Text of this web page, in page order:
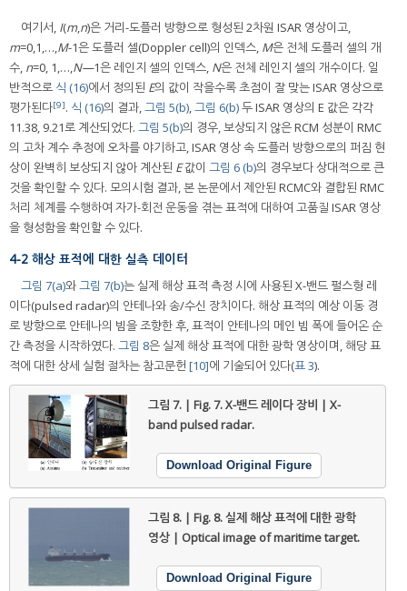
여기서, I(m,n)은 거리-도플러 방향으로 형성된 2차원 ISAR 영상이고,
m=0,1,…,M-1은 도플러 셀(Doppler cell)의 인덱스, M은 전체 도플러 셀의 개
수, n=0, 1,…,N—1은 레인지 셀의 인덱스, N은 전체 레인지 셀의 개수이다. 일
반적으로 식 (16)에서 정의된 E의 값이 작을수록 초점이 잘 맞는 ISAR 영상으로
평가된다[9]. 식 (16)의 결과,그림 5(b),그림 6(b)두 ISAR 영상의 E 값은 각각
11.38, 9.21로 계산되었다. 그림 5(b)의 경우, 보상되지 않은 RCM 성분이 RMC
의 고차 계수 추정에 오차를 야기하고, ISAR 영상 속 도플러 방향으로의 퍼짐 현
상이 완벽히 보상되지 않아 계산된 E값이 그림 6 (b)의 경우보다 상대적으로 큰
것을 확인할 수 있다. 모의시험 결과, 본 논문에서 제안된 RCMC와 결합된 RMC
처리 체계를 수행하여 자가-회전 운동을 겪는 표적에 대하여 고품질 ISAR 영상
을 형성함을 확인할 수 있다.
4-2 해상 표적에 대한 실측 데이터
그림 7(a)와그림 7(b)는 실제 해상 표적 측정 시에 사용된 X-밴드 펄스형 레
이다(pulsed radar)의 안테나와 송/수신 장치이다. 해상 표적의 예상 이동 경
로 방향으로 안테나의 빔을 조향한 후, 표적이 안테나의 메인 빔 폭에 들어온 순
간 측정을 시작하였다. 그림 8은 실제 해상 표적에 대한 광학 영상이며, 해당 표
적에 대한 상세 실험 절차는 참고문헌 [10]에 기술되어 있다(표 3).
그림 7. | Fig. 7.X-밴드 레이다 장비 | X-
band pulsed radar.
Download Original Figure
그림 8. | Fig. 8.실제 해상 표적에 대한 광학
영상 | Optical image of maritime target.
Download Original Figure